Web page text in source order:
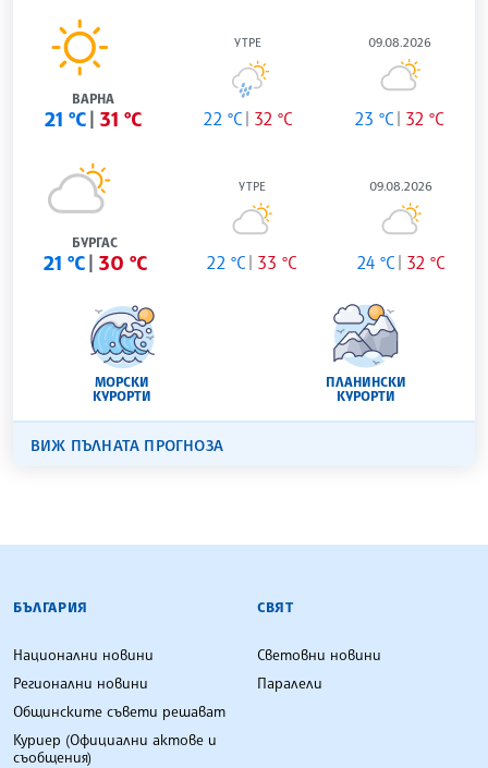
ВАРНА
21 °C 31 °C
УТРЕ
22 °C 32 °C
09.08.2026
23 °C 32 °C
БУРГАС
21 °C 30 °C
УТРЕ
22 °C 33 °C
09.08.2026
24 °C 32 °C
МОРСКИ
КУРОРТИ
ПЛАНИНСКИ
КУРОРТИ
ВИЖ ПЪЛНАТА ПРОГНОЗА
БЪЛГАРСКА ТЕЛЕГРАФНА АГЕНЦИЯ
БЪЛГАРИЯ
Национални новини
Регионални новини
Общинските съвети решават
Куриер (Официални актове и
съобщения)
СВЯТ
Световни новини
Паралели